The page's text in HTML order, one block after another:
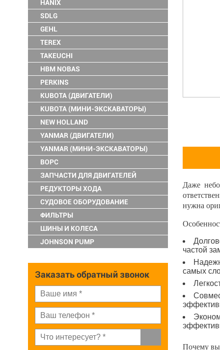
HANIX
SDLG
GEHL
TEREX
TAKEUCHI
HBM NOBAS
PERKINS
KUBOTA (ДВИГАТЕЛИ)
KUBOTA (МИНИ-ЭКСКАВАТОРЫ)
NEW HOLLAND
YANMAR (ДВИГАТЕЛИ)
YANMAR (МИНИ-ЭКСКАВАТОРЫ)
ВОРС
ЗАПЧАСТИ ДЛЯ ДВИГАТЕЛЕЙ
РЕДУКТОРЫ ХОДА
СУДОВОЕ ОБОРУДОВАНИЕ
ФИЛЬТРЫ
ШИНЫ И КОЛЕСА
JOHNSON PUMP
Заказать обратный звонок
Даже
нужна
частой
самых
Почему